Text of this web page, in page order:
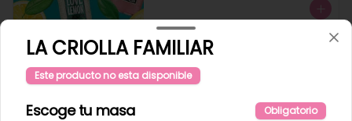
LA CRIOLLA FAMILIAR
Este producto no esta disponible
Escoge tu masa Obligatorio